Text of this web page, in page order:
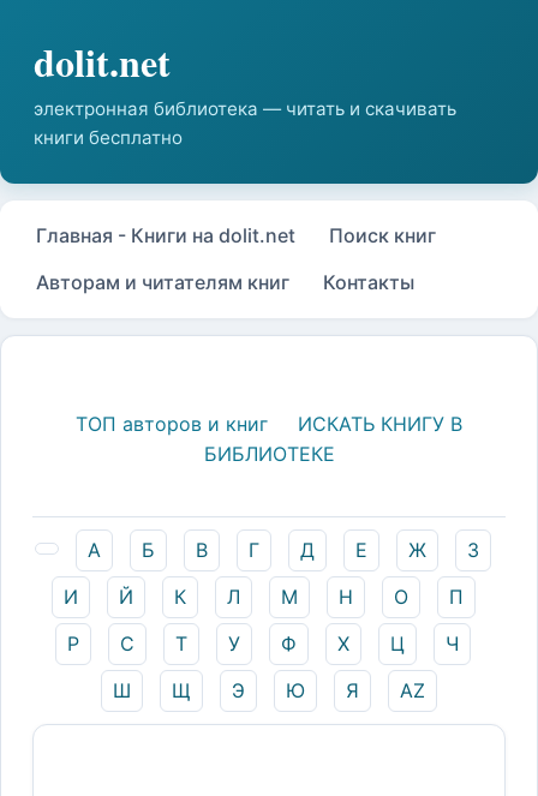
Главная - Книги на dolit.net
Поиск книг
Авторам и читателям книг
Контакты
ТОП авторов и книг
ИСКАТЬ КНИГУ В
БИБЛИОТЕКЕ
А Б В Г Д Е Ж
З
И
Й К Л М Н О
П
Р
С Т У Ф Х Ц
Ч
Ш
Щ Э Ю Я AZ